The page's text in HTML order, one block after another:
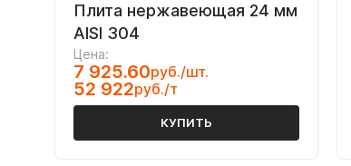
Плита нержавеющая 24 мм
AISI 304
Цена:
7 925.60руб./шт.
52 922руб./т
КУПИТЬ